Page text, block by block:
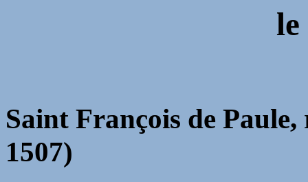
Saint François de
1507)